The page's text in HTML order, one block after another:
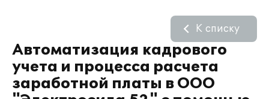
Автоматизация кадрового
учета и процесса расчета
заработной платы в ООО
К списку